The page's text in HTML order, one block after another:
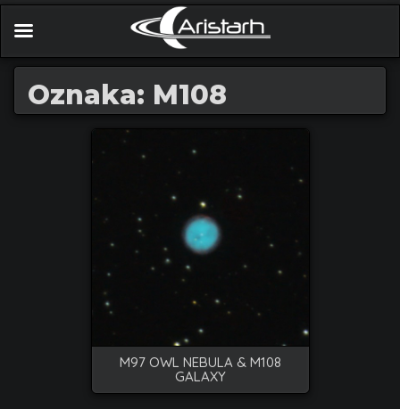
Oznaka: M108
M97 OWL NEBULA & M108
GALAXY